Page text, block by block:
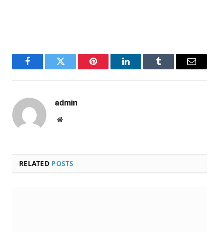
FacebookTwitter Pinterest LinkedInTumblr Email
admin
Website
RELATED POSTS